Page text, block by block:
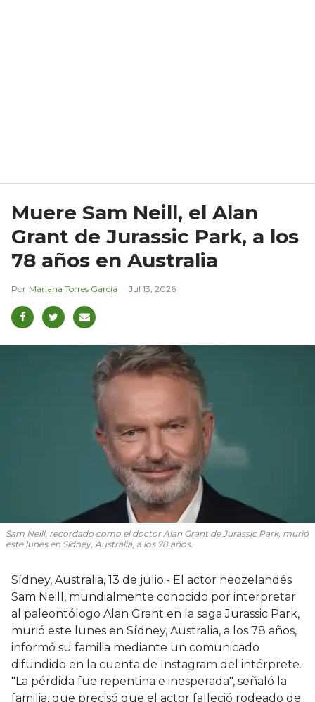
Muere Sam Neill, el Alan
Grant de Jurassic Park, a los
78 años en Australia
Mariana Torres García Jul 13, 2026
Sam Neill, recordado como el doctor Alan Grant de Jurassic Park, murió
este lunes en Sídney, Australia, a los 78 años.
Sídney, Australia, 13 de julio.- El actor neozelandés
Sam Neill, mundialmente conocido por interpretar
al paleontólogo Alan Grant en la saga Jurassic Park,
murió este lunes en Sídney, Australia, a los 78 años,
informó su familia mediante un comunicado
difundido en la cuenta de Instagram del intérprete.
"La pérdida fue repentina e inesperada", señaló la
familia, que precisó que el actor falleció rodeado de